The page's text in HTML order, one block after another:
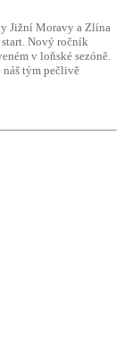
Jižní Moravy a Zlína
Nový ročník
v loňské sezóně.
náš tým pečlivě